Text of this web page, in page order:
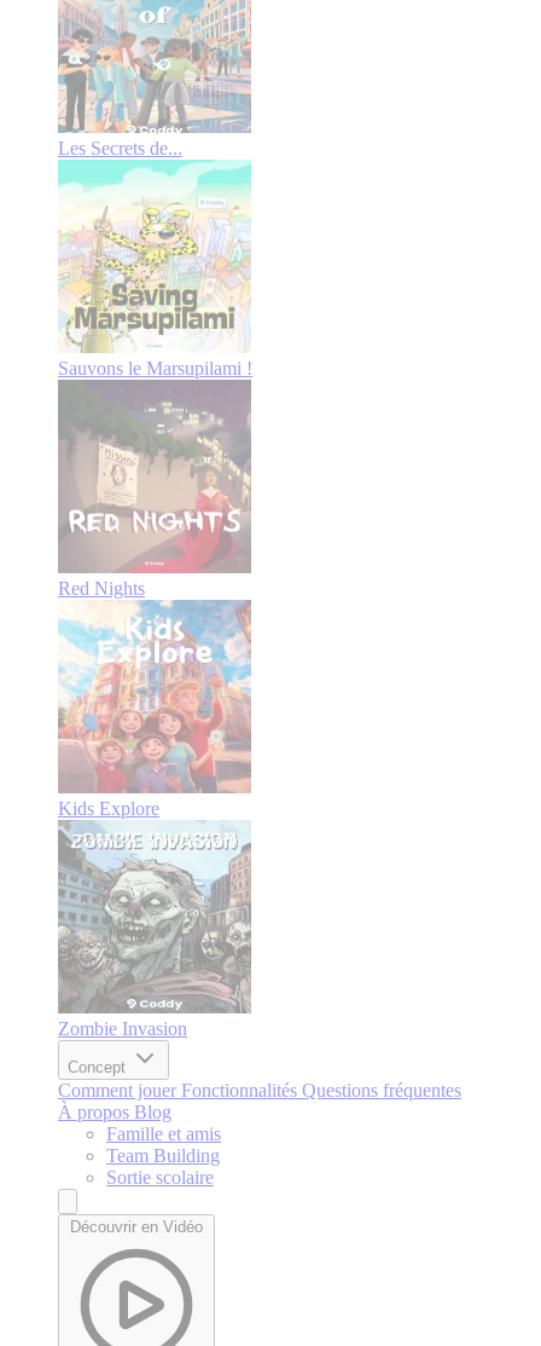
Les Secrets de...
Sauvons le Marsupilami !
Red Nights
Kids Explore
Zombie Invasion
Concept
Comment jouer Fonctionnalités Questions fréquentes
À propos Blog
Famille et amis
Team Building
Sortie scolaire
Découvrir en Vidéo